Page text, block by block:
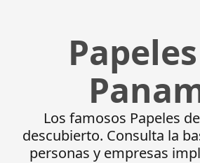
Los famosos Papeles
descubierto. Consulta la
personas y empresas